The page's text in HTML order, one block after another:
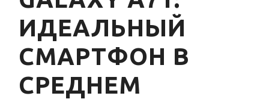
ИДЕАЛЬНЫЙ
СМАРТФОН В
СРЕДНЕМ